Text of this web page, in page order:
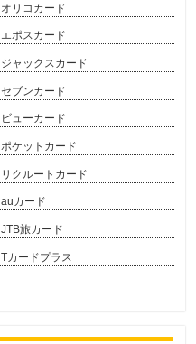
オリコカード
エポスカード
ジャックスカード
セブンカード
ビューカード
ポケットカード
リクルートカード
auカード
JTB旅カード
Tカードプラス